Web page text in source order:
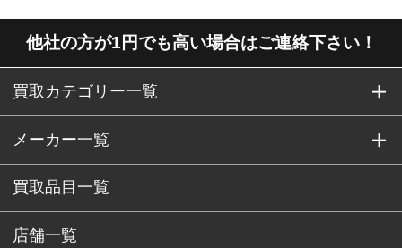
他社の方が1円でも高い場合はご連絡下さい！
買取カテゴリー一覧
メーカー一覧
買取品目一覧
店舗一覧